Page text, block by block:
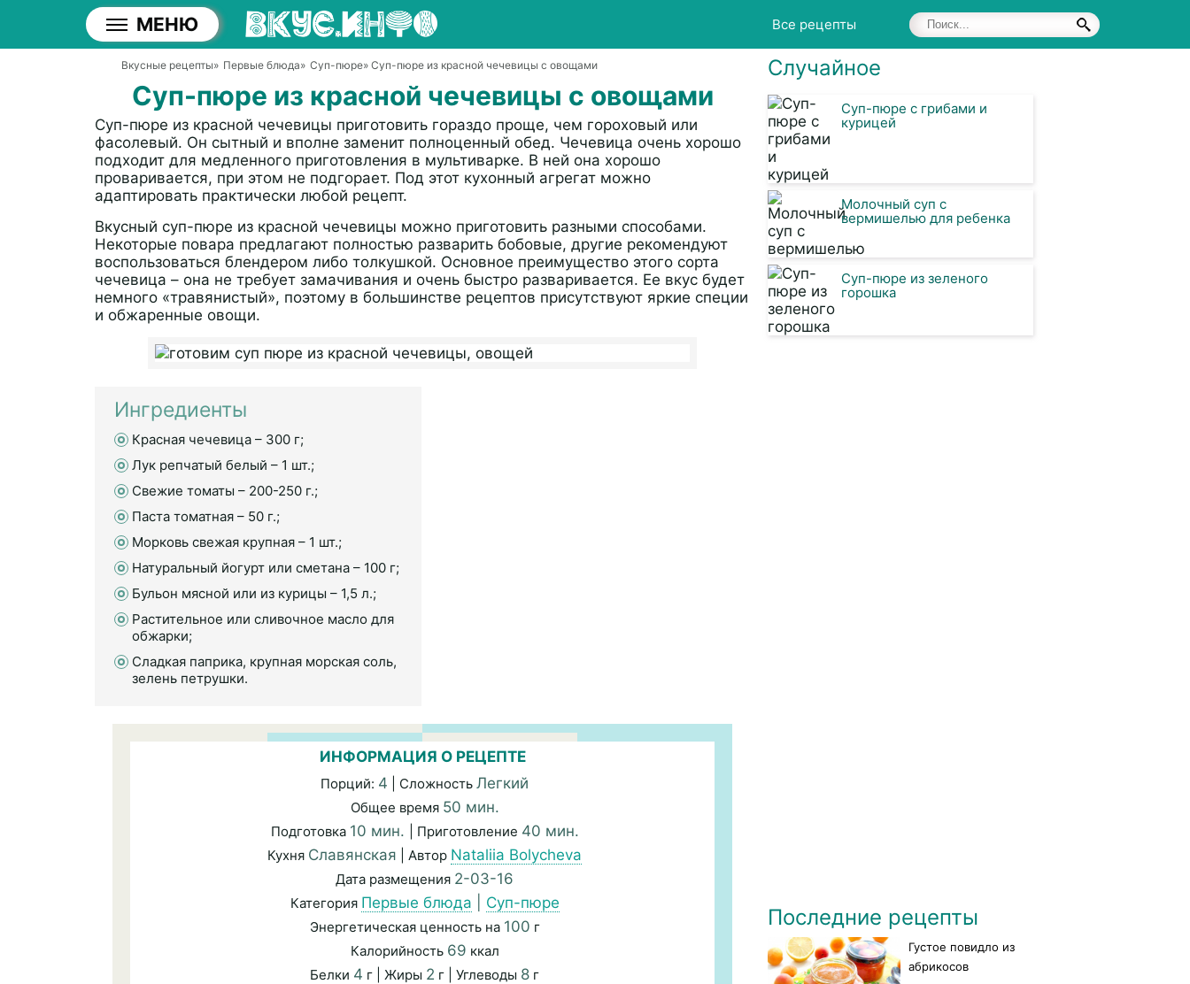
МЕНЮ Все рецепты
Вкусные рецепты» Первые блюда» Суп-пюре» Суп-пюре из красной чечевицы с овощами
Суп-пюре из красной чечевицы с овощами
Суп-пюре из красной чечевицы приготовить гораздо проще, чем гороховый или
фасолевый. Он сытный и вполне заменит полноценный обед. Чечевица очень хорошо
подходит для медленного приготовления в мультиварке. В ней она хорошо
проваривается, при этом не подгорает. Под этот кухонный агрегат можно
адаптировать практически любой рецепт.
Вкусный суп-пюре из красной чечевицы можно приготовить разными способами.
Некоторые повара предлагают полностью разварить бобовые, другие рекомендуют
воспользоваться блендером либо толкушкой. Основное преимущество этого сорта
чечевица – она не требует замачивания и очень быстро разваривается. Ее вкус будет
немного «травянистый», поэтому в большинстве рецептов присутствуют яркие специи
и обжаренные овощи.
Ингредиенты
Красная чечевица – 300 г;
Лук репчатый белый – 1 шт.;
Свежие томаты – 200-250 г.;
Паста томатная – 50 г.;
Морковь свежая крупная – 1 шт.;
Натуральный йогурт или сметана – 100 г;
Бульон мясной или из курицы – 1,5 л.;
Растительное или сливочное масло для
обжарки;
Сладкая паприка, крупная морская соль,
зелень петрушки.
ИНФОРМАЦИЯ О РЕЦЕПТЕ
Порций: 4 | Сложность Легкий
Общее время 50 мин.
Подготовка 10 мин. | Приготовление 40 мин.
Кухня Славянская | Автор Nataliia Bolycheva
Дата размещения 2-03-16
Категория Первые блюда Суп-пюре
Энергетическая ценность на 100 г
Калорийность 69 ккал
Белки 4 г | Жиры 2 г | Углеводы 8 г
Случайное
Суп-пюре с грибами и
курицей
Молочный суп с
вермишелью для ребенка
Суп-пюре из зеленого
горошка
Последние рецепты
Густое повидло из
абрикосов